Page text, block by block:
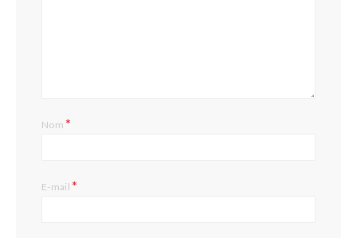
Nom*
E-mail*